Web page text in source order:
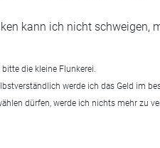
kann ich nicht schweigen,
die kleine Flunkerei.
werde ich das Geld im
dürfen, werde ich nichts mehr zu